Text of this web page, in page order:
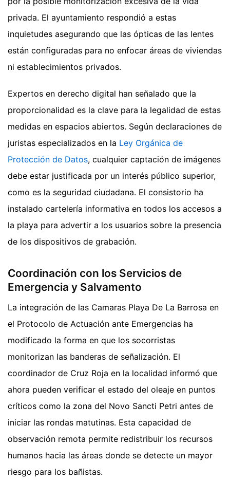
privada. El ayuntamiento respondió a estas
inquietudes asegurando que las ópticas de las lentes
están configuradas para no enfocar áreas de viviendas
ni establecimientos privados.
Expertos en derecho digital han señalado que la
proporcionalidad es la clave para la legalidad de estas
medidas en espacios abiertos. Según declaraciones de
juristas especializados en la Ley Orgánica de
Protección de Datos, cualquier captación de imágenes
debe estar justificada por un interés público superior,
como es la seguridad ciudadana. El consistorio ha
instalado cartelería informativa en todos los accesos a
la playa para advertir a los usuarios sobre la presencia
de los dispositivos de grabación.
Coordinación con los Servicios de
Emergencia y Salvamento
La integración de las Camaras Playa De La Barrosa en
el Protocolo de Actuación ante Emergencias ha
modificado la forma en que los socorristas
monitorizan las banderas de señalización. El
coordinador de Cruz Roja en la localidad informó que
ahora pueden verificar el estado del oleaje en puntos
críticos como la zona del Novo Sancti Petri antes de
iniciar las rondas matutinas. Esta capacidad de
observación remota permite redistribuir los recursos
humanos hacia las áreas donde se detecte un mayor
riesgo para los bañistas.